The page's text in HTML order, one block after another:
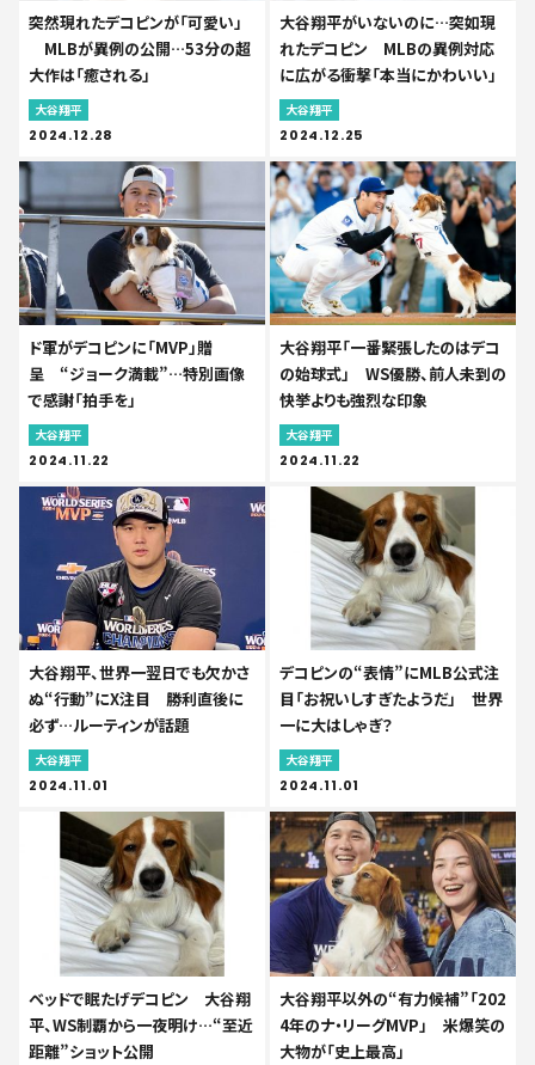
突然現れたデコピンが「可愛い」
MLBが異例の公開…53分の超
大作は「癒される」
大谷翔平
2024.12.28
大谷翔平がいないのに…突如現
れたデコピン MLBの異例対応
に広がる衝撃「本当にかわいい」
大谷翔平
2024.12.25
ド軍がデコピンに「MVP」贈
呈 “ジョーク満載”…特別画像
で感謝「拍手を」
大谷翔平
2024.11.22
大谷翔平「一番緊張したのはデコ
の始球式」 WS優勝、前人未到の
快挙よりも強烈な印象
大谷翔平
2024.11.22
大谷翔平、世界一翌日でも欠かさ
ぬ“行動”にX注目 勝利直後に
必ず…ルーティンが話題
大谷翔平
2024.11.01
デコピンの“表情”にMLB公式注
目「お祝いしすぎたようだ」 世界
一に大はしゃぎ？
大谷翔平
2024.11.01
ベッドで眠たげデコピン 大谷翔
平、WS制覇から一夜明け…“至近
距離”ショット公開
大谷翔平以外の“有力候補”「202
4年のナ・リーグMVP」 米爆笑の
大物が「史上最高」